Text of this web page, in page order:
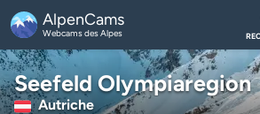
AlpenCams
Webcams des Alpes
Seefeld Olympiaregion
Autriche